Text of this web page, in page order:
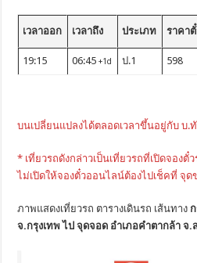
เวลาออก เวลาถึง ประเภท ราคา
19:15 06:45+1d ป.1 598
บนเปลี่ยนแปลงได้ตลอดเวลาขึ้นอยู่กับ บ.
* เที่ยวรถดังกล่าวเป็นเที่ยวรถที่เปิดจอง
ไม่เปิดให้จองตั๋วออนไลน์ต้องไปเช็คที่ จุ
ภาพแสดงเที่ยวรถ ตารางเดินรถ เส้นทาง
จ.กรุงเทพ ไป จุดจอด อำเภอคำตากล้า จ